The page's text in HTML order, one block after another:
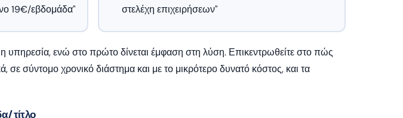
19€/εβδομάδα"
στελέχη επιχειρήσεων"
υπηρεσία, ενώ στο πρώτο δίνεται έμφαση στη λύση. Επικεντρωθείτε στο πώς
σε σύντομο χρονικό διάστημα και με το μικρότερο δυνατό κόστος, και τα
/ τίτλο